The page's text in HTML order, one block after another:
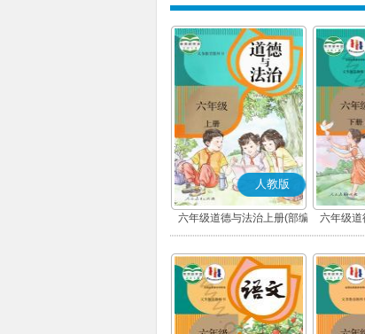
人教版
六年级道德与法治上册(部编
版)
六年级道